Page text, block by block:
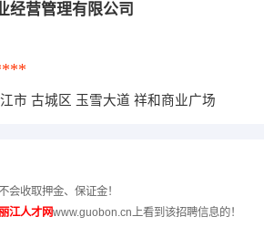
经营管理有限公司
市 古城区 玉雪大道 祥和商业广场
会收取押金、保证金！
江人才网www.guobon.cn上看到该招聘信息的！